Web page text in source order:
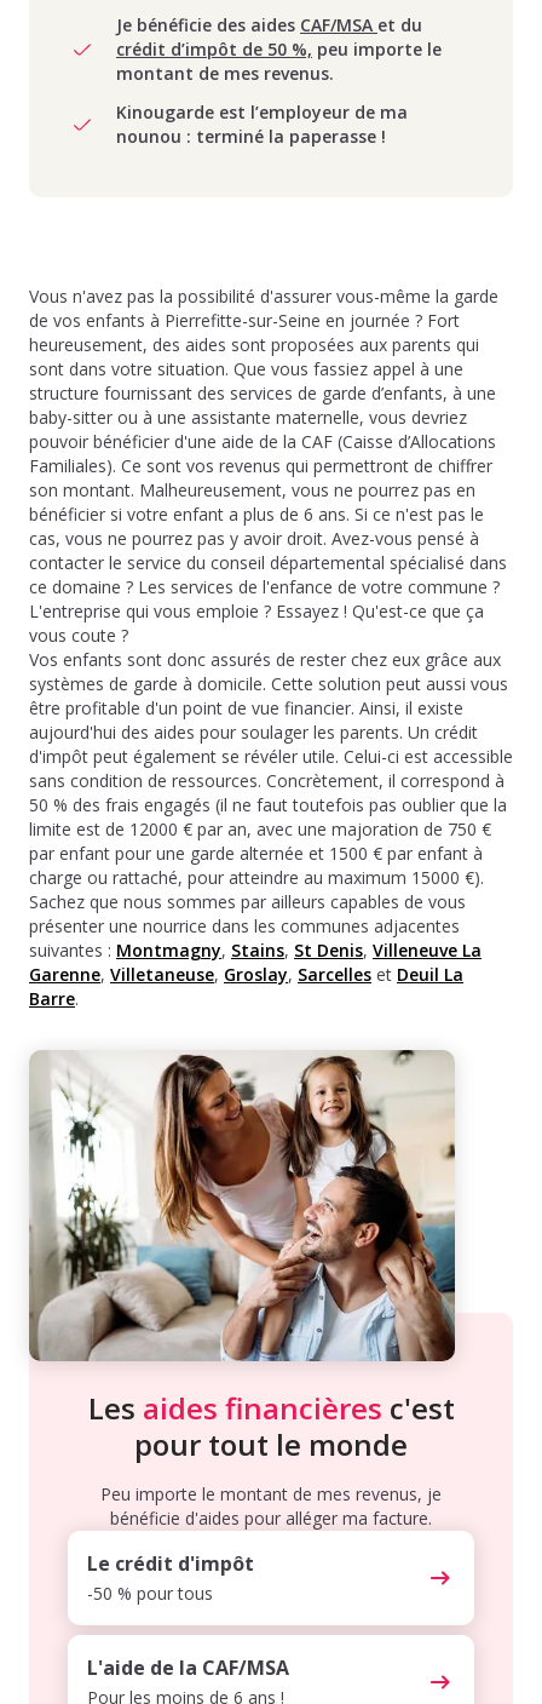
Je bénéficie des aides CAF/MSA et du
crédit d’impôt de 50 %, peu importe le
montant de mes revenus.
Kinougarde est l’employeur de ma
nounou : terminé la paperasse !
Vous n'avez pas la possibilité d'assurer vous-même la garde
de vos enfants à Pierrefitte-sur-Seine en journée ? Fort
heureusement, des aides sont proposées aux parents qui
sont dans votre situation. Que vous fassiez appel à une
structure fournissant des services de garde d’enfants, à une
baby-sitter ou à une assistante maternelle, vous devriez
pouvoir bénéficier d'une aide de la CAF (Caisse d’Allocations
Familiales). Ce sont vos revenus qui permettront de chiffrer
son montant. Malheureusement, vous ne pourrez pas en
bénéficier si votre enfant a plus de 6 ans. Si ce n'est pas le
cas, vous ne pourrez pas y avoir droit. Avez-vous pensé à
contacter le service du conseil départemental spécialisé dans
ce domaine ? Les services de l'enfance de votre commune ?
L'entreprise qui vous emploie ? Essayez ! Qu'est-ce que ça
vous coute ?
Vos enfants sont donc assurés de rester chez eux grâce aux
systèmes de garde à domicile. Cette solution peut aussi vous
être profitable d'un point de vue financier. Ainsi, il existe
aujourd'hui des aides pour soulager les parents. Un crédit
d'impôt peut également se révéler utile. Celui-ci est accessible
sans condition de ressources. Concrètement, il correspond à
50 % des frais engagés (il ne faut toutefois pas oublier que la
limite est de 12000 € par an, avec une majoration de 750 €
par enfant pour une garde alternée et 1500 € par enfant à
charge ou rattaché, pour atteindre au maximum 15000 €).
Sachez que nous sommes par ailleurs capables de vous
présenter une nourrice dans les communes adjacentes
suivantes : Montmagny, Stains, St Denis, Villeneuve La
Garenne, Villetaneuse, Groslay, Sarcelles et Deuil La
Barre.
Les aides financières c'est
pour tout le monde
Peu importe le montant de mes revenus, je
bénéficie d'aides pour alléger ma facture.
Le crédit d'impôt
-50 % pour tous
L'aide de la CAF/MSA
Pour les moins de 6 ans !